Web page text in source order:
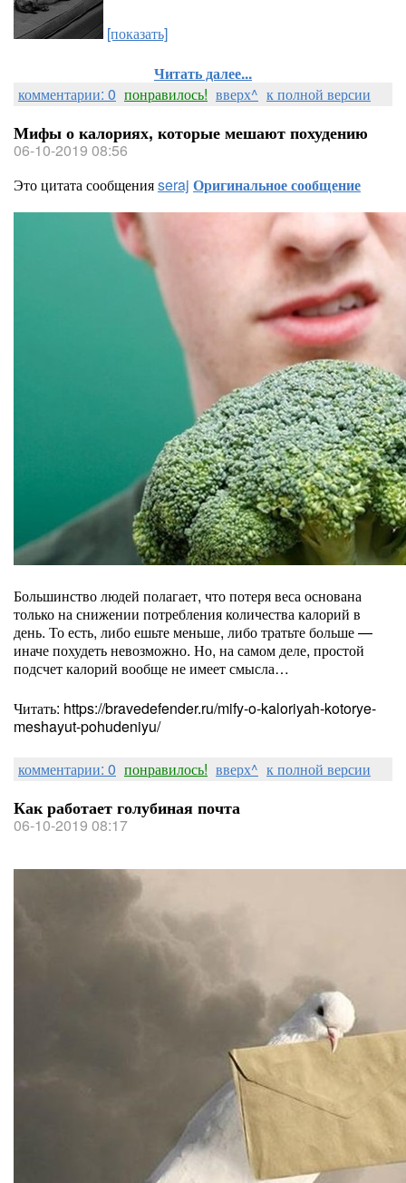
[показать]
Читать далее...
комментарии: 0 понравилось! вверх^ к полной версии
Мифы о калориях, которые мешают похудению
06-10-2019 08:56
Это цитата сообщенияseraj Оригинальное сообщение
Большинство людей полагает, что потеря веса основана
только на снижении потребления количества калорий в
день. То есть, либо ешьте меньше, либо тратьте больше —
иначе похудеть невозможно. Но, на самом деле, простой
подсчет калорий вообще не имеет смысла…
Читать: https://bravedefender.ru/mify-o-kaloriyah-kotorye-
meshayut-pohudeniyu/
комментарии: 0 понравилось! вверх^ к полной версии
Как работает голубиная почта
06-10-2019 08:17